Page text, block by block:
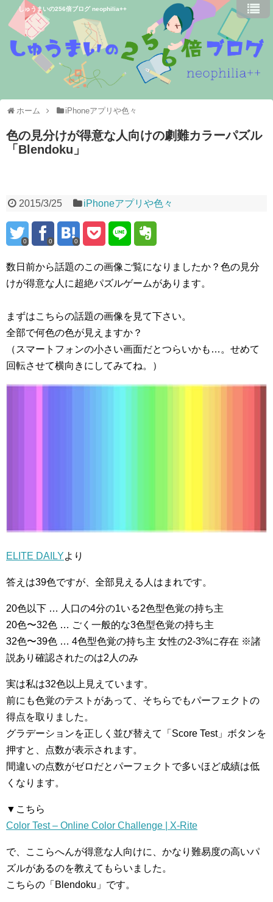
しゅうまいの256倍ブログ neophilia++
ホーム iPhoneアプリや色々
色の見分けが得意な人向けの劇難カラーパズル
「Blendoku」
2015/3/25 iPhoneアプリや色々
0 0 0
数日前から話題のこの画像ご覧になりましたか？色の見分
けが得意な人に超絶パズルゲームがあります。
まずはこちらの話題の画像を見て下さい。
全部で何色の色が見えますか？
（スマートフォンの小さい画面だとつらいかも…。せめて
回転させて横向きにしてみてね。）
ELITE DAILYより
答えは39色ですが、全部見える人はまれです。
20色以下 … 人口の4分の1いる2色型色覚の持ち主
20色〜32色 … ごく一般的な3色型色覚の持ち主
32色〜39色 … 4色型色覚の持ち主 女性の2-3%に存在 ※諸
説あり確認されたのは2人のみ
実は私は32色以上見えています。
前にも色覚のテストがあって、そちらでもパーフェクトの
得点を取りました。
グラデーションを正しく並び替えて「Score Test」ボタンを
押すと、点数が表示されます。
間違いの点数がゼロだとパーフェクトで多いほど成績は低
くなります。
▼こちら
Color Test – Online Color Challenge | X-Rite
で、ここらへんが得意な人向けに、かなり難易度の高いパ
ズルがあるのを教えてもらいました。
こちらの「Blendoku」です。